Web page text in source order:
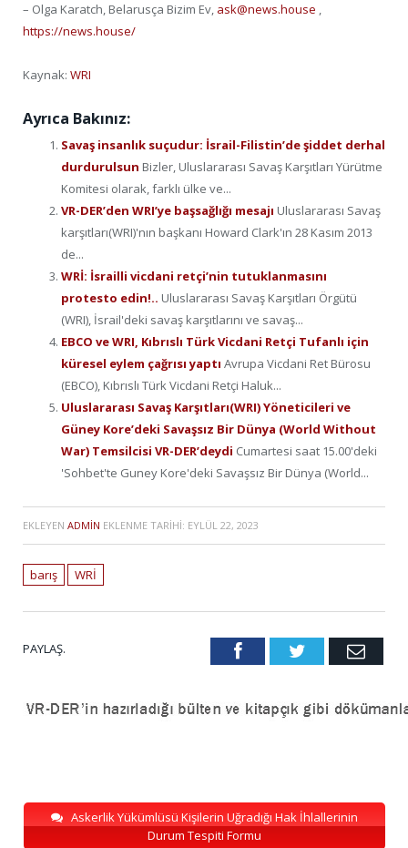
– Olga Karatch, Belarusça Bizim Ev, ask@news.house ,
https://news.house/
Kaynak: WRI
Ayrıca Bakınız:
Savaş insanlık suçudur: İsrail-Filistin’de şiddet derhal
durdurulsun Bizler, Uluslararası Savaş Karşıtları Yürütme
Komitesi olarak, farklı ülke ve...
VR-DER’den WRI’ye başsağlığı mesajı Uluslararası Savaş
karşıtları(WRI)'nın başkanı Howard Clark'ın 28 Kasım 2013
de...
WRİ: İsrailli vicdani retçi’nin tutuklanmasını
protesto edin!.. Uluslararası Savaş Karşıtları Örgütü
(WRI), İsrail'deki savaş karşıtlarını ve savaş...
EBCO ve WRI, Kıbrıslı Türk Vicdani Retçi Tufanlı için
küresel eylem çağrısı yaptı Avrupa Vicdani Ret Bürosu
(EBCO), Kıbrıslı Türk Vicdani Retçi Haluk...
Uluslararası Savaş Karşıtları(WRI) Yöneticileri ve
Güney Kore’deki Savaşsız Bir Dünya (World Without
War) Temsilcisi VR-DER’deydi Cumartesi saat 15.00'deki
'Sohbet'te Guney Kore'deki Savaşsız Bir Dünya (World...
EKLEYEN ADMIN EKLENME TARIHI: EYLÜL 22, 2023
barış WRİ
PAYLAŞ. FacebookTwitter Email
Askerlik Yükümlüsü Kişilerin Uğradığı Hak İhlallerinin
Durum Tespiti Formu